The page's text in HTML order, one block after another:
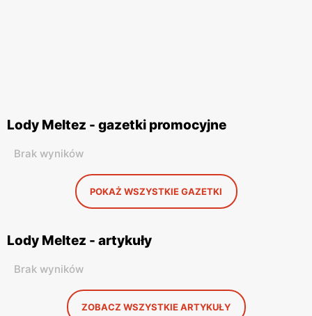
Lody Meltez - gazetki promocyjne
Brak wyników
POKAŻ WSZYSTKIE GAZETKI
Lody Meltez - artykuły
Brak wyników
ZOBACZ WSZYSTKIE ARTYKUŁY